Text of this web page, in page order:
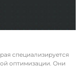
специализируется
оптимизации. Они